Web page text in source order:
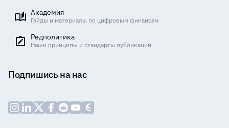
Академия
Гайды и материалы по цифровым финансам
Редполитика
Наши принципы и стандарты публикаций
Подпишись на нас